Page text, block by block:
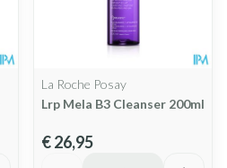
La Roche Posay
Lrp Mela B3 Cleanser 200ml
€ 26,95